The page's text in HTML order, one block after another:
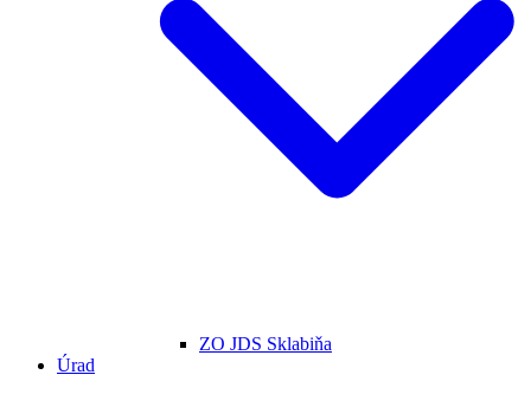
ZO JDS Sklabiňa
Úrad